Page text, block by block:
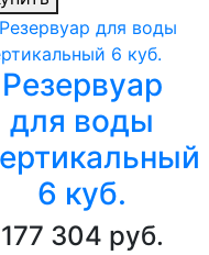
Резервуар
для воды
6 куб.
177 304 руб.